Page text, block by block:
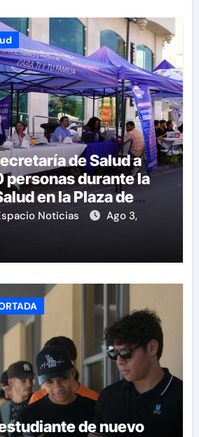
de Salud a
personas durante la
en la Plaza de
Noticias
Ago 3,
de nuevo